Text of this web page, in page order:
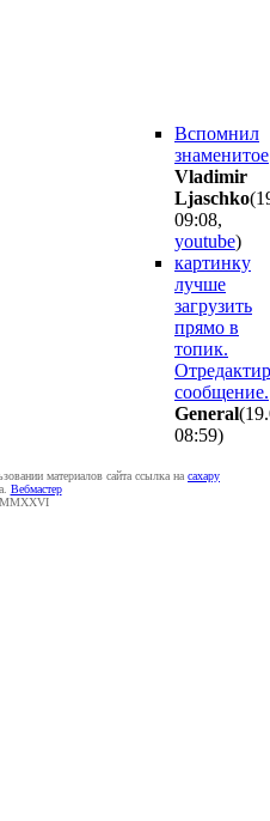
Вспомнил
знаменитое
Vladimir
Ljaschko
09:08,
youtube)
картинку
лучше
загрузить
прямо в
топик.
сообщение.
General
08:59)
материалов сайта ссылка на caxapу
Вебмастер